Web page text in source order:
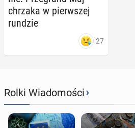
chrza­ka w pierw­szej
rundzie
27
Rolki Wiadomości›